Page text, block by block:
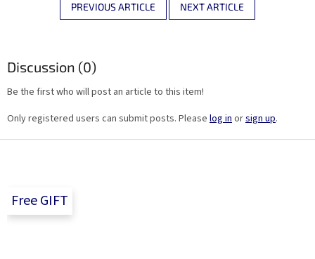
PREVIOUS ARTICLE NEXT ARTICLE
Discussion (0)
Be the first who will post an article to this item!
Only registered users can submit posts. Please log inorsign up.
Free GIFT